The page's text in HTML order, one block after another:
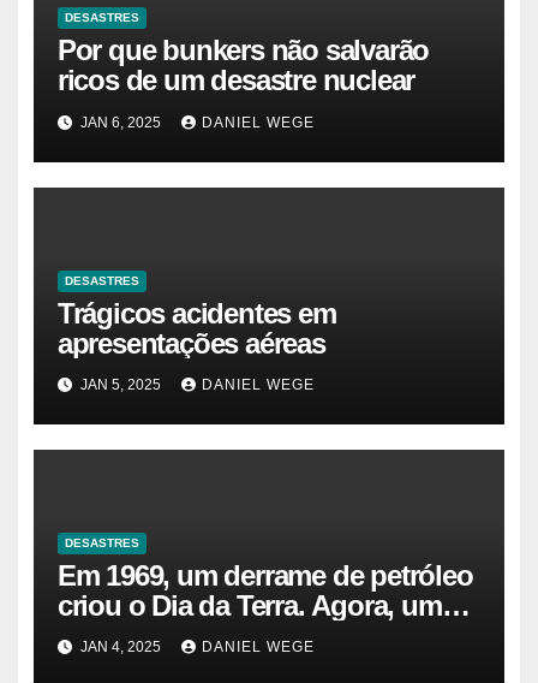
DESASTRES
Por que bunkers não salvarão
ricos de um desastre nuclear
JAN 6, 2025 DANIEL WEGE
DESASTRES
Trágicos acidentes em
apresentações aéreas
JAN 5, 2025 DANIEL WEGE
DESASTRES
Em 1969, um derrame de petróleo
criou o Dia da Terra. Agora, um
gasoduto pode reabrir |
Sustentabilidade
JAN 4, 2025 DANIEL WEGE